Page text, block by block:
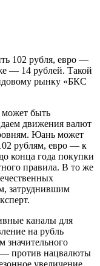
102 рубля, евро —
— 14 рублей. Такой
рынку «БКС
может быть
движения валют
Юань может
рублям, евро — к
конца года покупки
правила. В то же
затруднившим
каналы для
на рубль
значительного
— против нацвалюты
увеличение